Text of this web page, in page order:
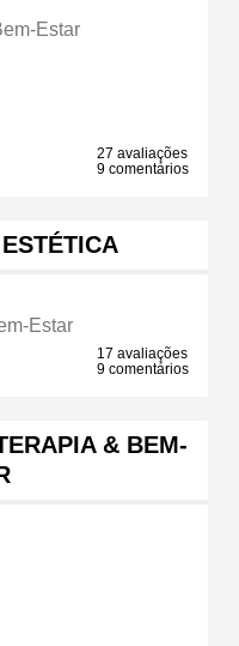
Estar
27 avaliações
9 comentários
Estar
17 avaliações
9 comentários
& BEM-